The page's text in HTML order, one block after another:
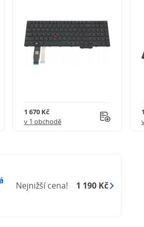
1 670 Kč
v 1 obchodě
Nejnižší cena! 1 190 Kč